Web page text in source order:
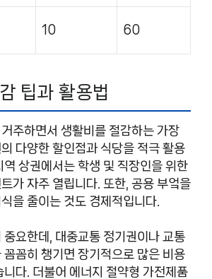
10 60
팁과 활용법
주하면서 생활비를 절감하는 가장
다양한 할인점과 식당을 적극 활용
역 상권에서는 학생 및 직장인을 위한
가 자주 열립니다. 또한, 공용 부엌을
을 줄이는 것도 경제적입니다.
중요한데, 대중교통 정기권이나 교통
꼼꼼히 챙기면 장기적으로 많은 비용
니다. 더불어 에너지 절약형 가전제품